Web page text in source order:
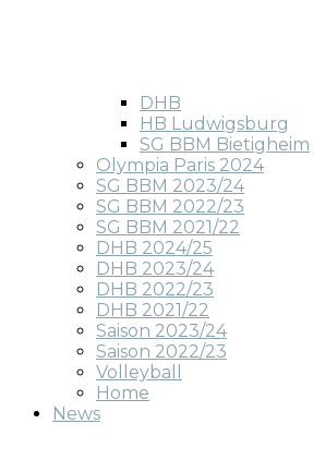
DHB
HB Ludwigsburg
SG BBM Bietigheim
Olympia Paris 2024
SG BBM 2023/24
SG BBM 2022/23
SG BBM 2021/22
DHB 2024/25
DHB 2023/24
DHB 2022/23
DHB 2021/22
Saison 2023/24
Saison 2022/23
Volleyball
Home
News